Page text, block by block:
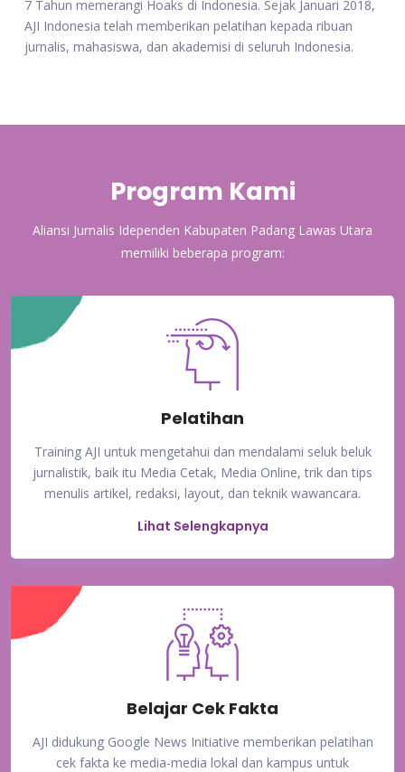
7 Tahun memerangi Hoaks di Indonesia. Sejak Januari 2018,
AJI Indonesia telah memberikan pelatihan kepada ribuan
jurnalis, mahasiswa, dan akademisi di seluruh Indonesia.
Program Kami
Aliansi Jurnalis Idependen Kabupaten Padang Lawas Utara
memiliki beberapa program:
Pelatihan
Training AJI untuk mengetahui dan mendalami seluk beluk
jurnalistik, baik itu Media Cetak, Media Online, trik dan tips
menulis artikel, redaksi, layout, dan teknik wawancara.
Lihat Selengkapnya
Belajar Cek Fakta
AJI didukung Google News Initiative memberikan pelatihan
cek fakta ke media-media lokal dan kampus untuk